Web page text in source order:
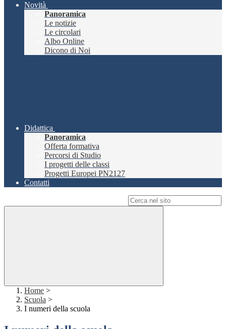
Novità
Panoramica
Le notizie
Le circolari
Albo Online
Dicono di Noi
Didattica
Panoramica
Offerta formativa
Percorsi di Studio
I progetti delle classi
Progetti Europei PN2127
Contatti
Home >
Scuola >
I numeri della scuola